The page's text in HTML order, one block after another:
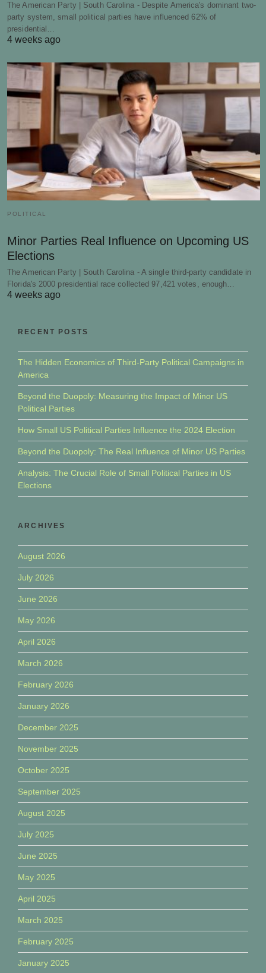
The American Party | South Carolina - Despite America's dominant two-
party system, small political parties have influenced 62% of
presidential…
4 weeks ago
POLITICAL
Minor Parties Real Influence on Upcoming US
Elections
The American Party | South Carolina - A single third-party candidate in
Florida's 2000 presidential race collected 97,421 votes, enough…
4 weeks ago
RECENT POSTS
The Hidden Economics of Third-Party Political Campaigns in
America
Beyond the Duopoly: Measuring the Impact of Minor US
Political Parties
How Small US Political Parties Influence the 2024 Election
Beyond the Duopoly: The Real Influence of Minor US Parties
Analysis: The Crucial Role of Small Political Parties in US
Elections
ARCHIVES
August 2026
July 2026
June 2026
May 2026
April 2026
March 2026
February 2026
January 2026
December 2025
November 2025
October 2025
September 2025
August 2025
July 2025
June 2025
May 2025
April 2025
March 2025
February 2025
January 2025